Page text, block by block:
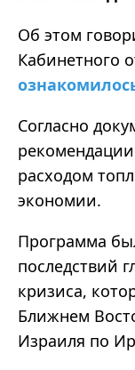
Об этом
Кабинетного
Согласно
расходом
экономии.
Программа
последствий
кризиса,
Ближнем
Израиля по